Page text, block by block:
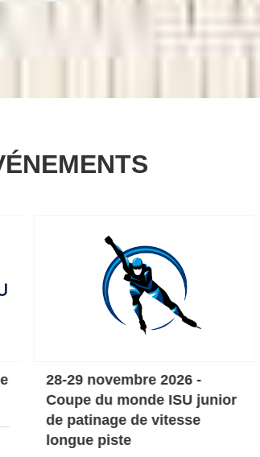
28-29 novembre 2026 -
Coupe du monde ISU junior
de patinage de vitesse
longue piste